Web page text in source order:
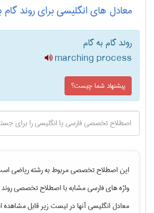
معادل های انگلیسی برای روند گام
روند گام به گام
marching process
پیشنهاد شما چیست؟
این اصطلاح تخصصی مربوط به رشتهرياضی
واژه های فارسی مشابه با اصطلاح تخصصی
معادل انگلیسی آنها در لیست زیر قابل